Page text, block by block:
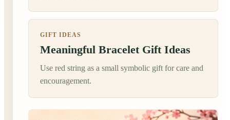
GIFT IDEAS
Meaningful Bracelet Gift Ideas
Use red string as a small symbolic gift for care and
encouragement.